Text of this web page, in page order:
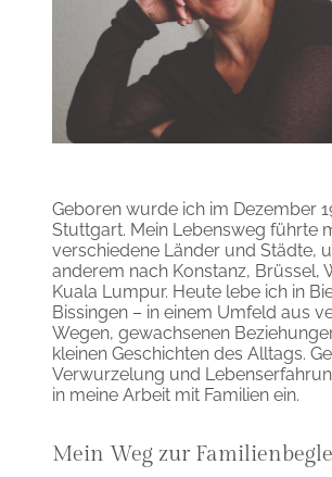
Geboren wurde ich im Dezember
Stuttgart. Mein Lebensweg führte
verschiedene Länder und Städte,
anderem nach Konstanz, Brüssel,
Kuala Lumpur. Heute lebe ich in
Bissingen – in einem Umfeld aus
Wegen, gewachsenen
kleinen Geschichten des Alltags.
Verwurzelung und
in meine Arbeit mit Familien ein.
Mein Weg zur